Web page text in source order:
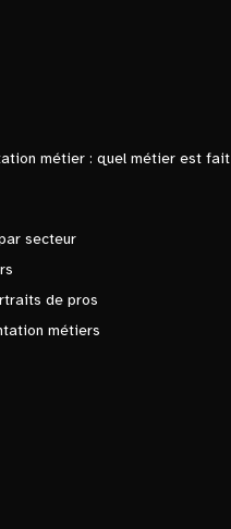
métier : quel métier est fait
secteur
de pros
métiers